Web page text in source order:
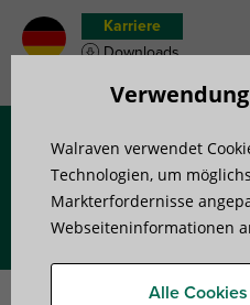
Karriere
Downloads
Walraven verwendet
Technologien, um
Markterfordernisse
Webseiteninformationen
Alle